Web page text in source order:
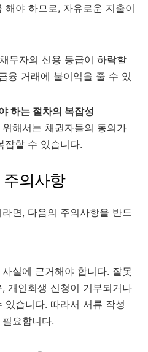
해야 하므로, 자유로운 지출이
무자의 신용 등급이 하락할
융 거래에 불이익을 줄 수 있
하는 절차의 복잡성
해서는 채권자들의 동의가
잡할 수 있습니다.
의사항
면, 다음의 주의사항을 반드
실에 근거해야 합니다. 잘못
개인회생 신청이 거부되거나
있습니다. 따라서 서류 작성
요합니다.